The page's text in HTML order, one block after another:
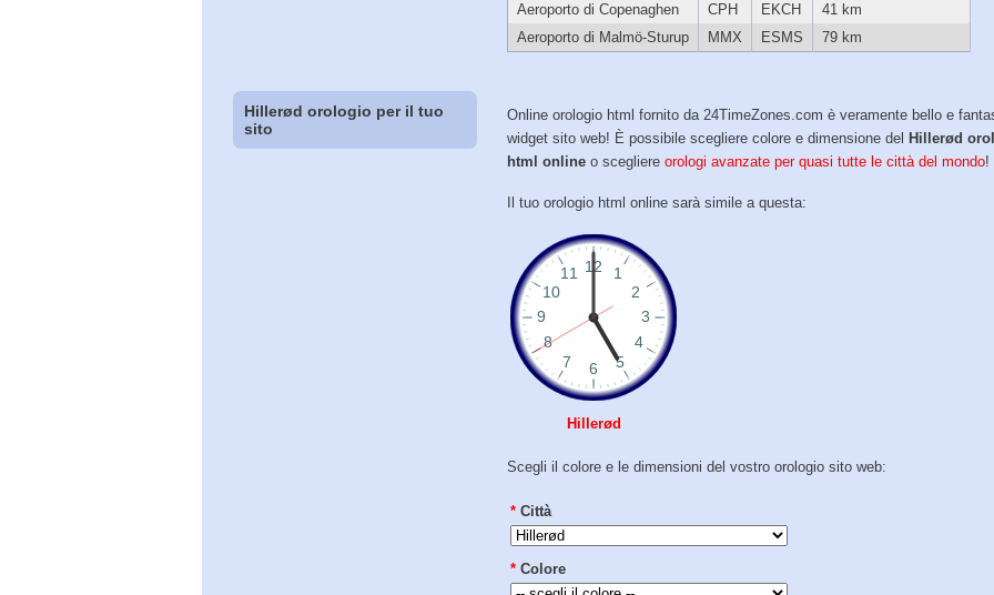
Aeroporto di Copenaghen
CPH EKCH
41 km
Aeroporto di Malmö-Sturup
MMX ESMS 79 km
Hillerød orologio per il tuo
sito
Online orologio html fornito da 24TimeZones.com è veramente bello e
widget sito web! È possibile scegliere colore e dimensione del Hillerød
html online o scegliereorologi avanzate per quasi tutte le città del mondo!
Il tuo orologio html online sarà simile a questa:
Hillerød
Scegli il colore e le dimensioni del vostro orologio sito web:
* Città
* Colore